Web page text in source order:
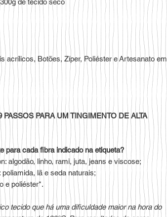
acrílicos, Botões, Zíper, Poliéster e Artesanato em
PARA UM TINGIMENTO DE ALTA
para cada fibra indicado na etiqueta?
algodão, linho, rami, juta, jeans e viscose;
lã e seda naturais;
e poliéster*.
tecido que há uma dificuldade maior na hora do